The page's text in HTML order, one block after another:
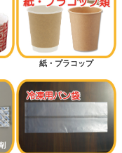
紙・プラコップ